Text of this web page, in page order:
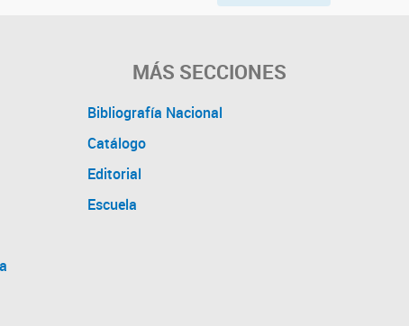
MÁS SECCIONES
Bibliografía Nacional
Catálogo
Editorial
Escuela